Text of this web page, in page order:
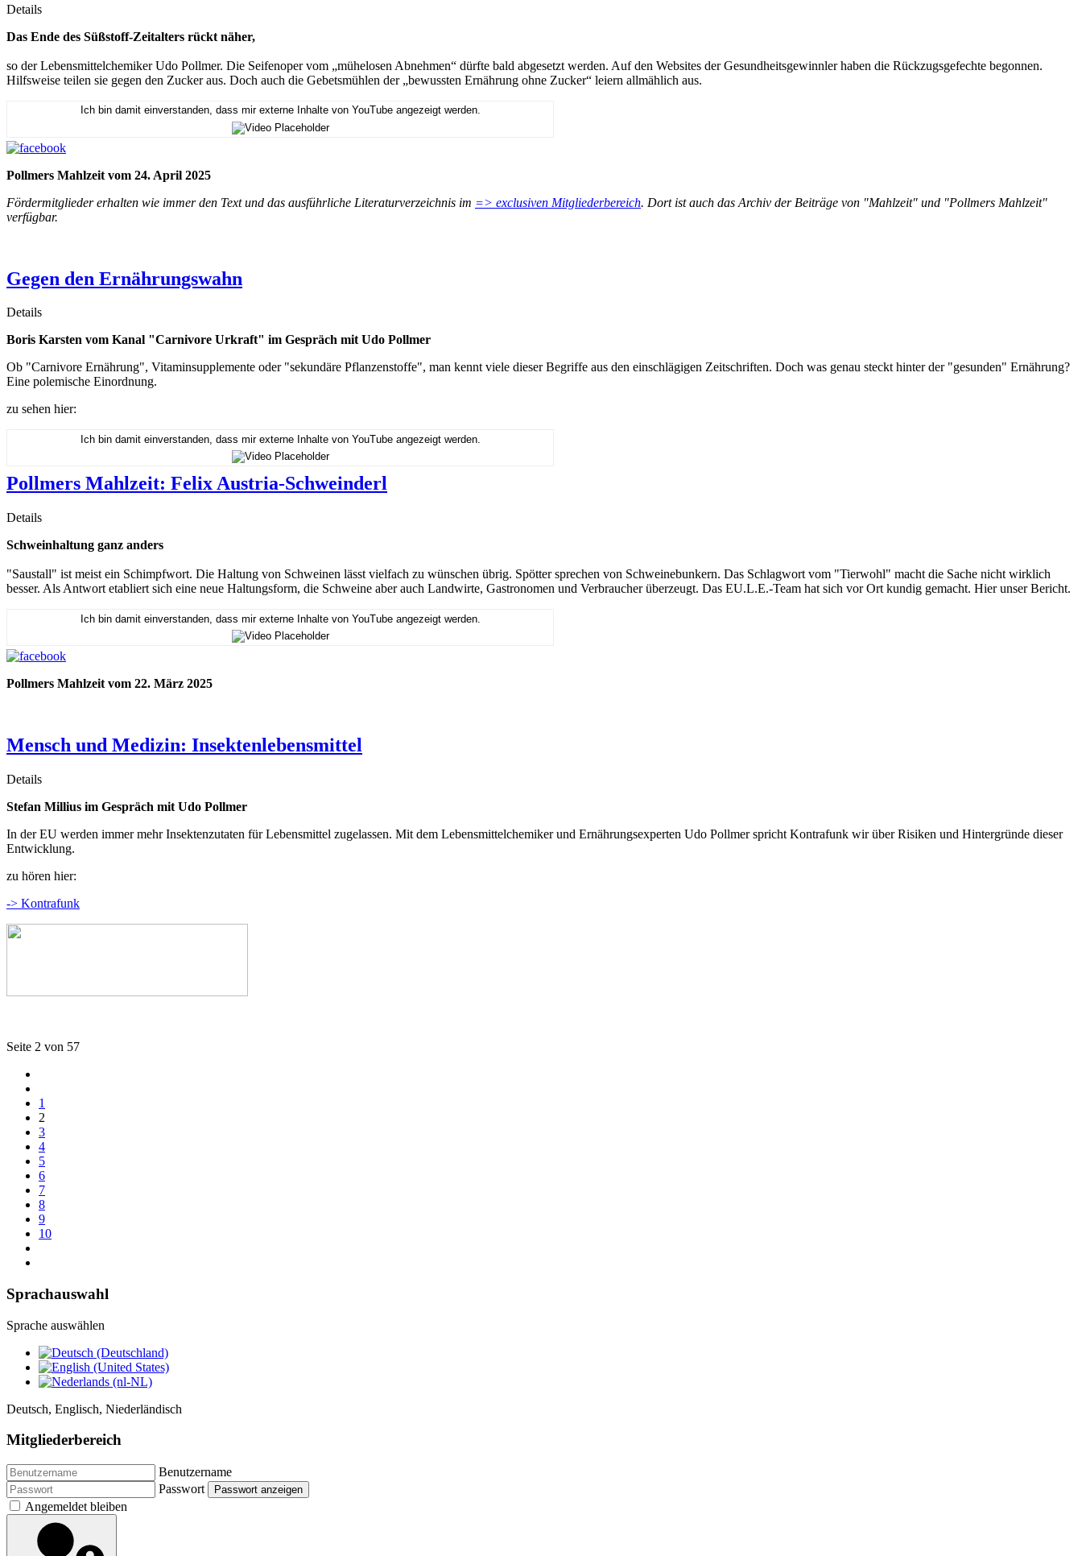
Details
Das Ende des Süßstoff-Zeitalters rückt näher,
so der Lebensmittelchemiker Udo Pollmer. Die Seifenoper vom „mühelosen Abnehmen“ dürfte bald abgesetzt werden. Auf den Websites der Gesundheitsgewinnler haben die Rückzugsgefechte begonnen.
Hilfsweise teilen sie gegen den Zucker aus. Doch auch die Gebetsmühlen der „bewussten Ernährung ohne Zucker“ leiern allmählich aus.
Ich bin damit einverstanden, dass mir externe Inhalte von YouTube angezeigt werden.
Pollmers Mahlzeit vom 24. April 2025
Fördermitglieder erhalten wie immer den Text und das ausführliche Literaturverzeichnis im => exclusiven Mitgliederbereich. Dort ist auch das Archiv der Beiträge von "Mahlzeit" und "Pollmers Mahlzeit"
verfügbar.
Gegen den Ernährungswahn
Details
Boris Karsten vom Kanal "Carnivore Urkraft" im Gespräch mit Udo Pollmer
Ob "Carnivore Ernährung", Vitaminsupplemente oder "sekundäre Pflanzenstoffe", man kennt viele dieser Begriffe aus den einschlägigen Zeitschriften. Doch was genau steckt hinter der "gesunden" Ernährung?
Eine polemische Einordnung.
zu sehen hier:
Ich bin damit einverstanden, dass mir externe Inhalte von YouTube angezeigt werden.
Pollmers Mahlzeit: Felix Austria-Schweinderl
Details
Schweinhaltung ganz anders
"Saustall" ist meist ein Schimpfwort. Die Haltung von Schweinen lässt vielfach zu wünschen übrig. Spötter sprechen von Schweinebunkern. Das Schlagwort vom "Tierwohl" macht die Sache nicht wirklich
besser. Als Antwort etabliert sich eine neue Haltungsform, die Schweine aber auch Landwirte, Gastronomen und Verbraucher überzeugt. Das EU.L.E.-Team hat sich vor Ort kundig gemacht. Hier unser Bericht.
Ich bin damit einverstanden, dass mir externe Inhalte von YouTube angezeigt werden.
Pollmers Mahlzeit vom 22. März 2025
Mensch und Medizin: Insektenlebensmittel
Details
Stefan Millius im Gespräch mit Udo Pollmer
In der EU werden immer mehr Insektenzutaten für Lebensmittel zugelassen. Mit dem Lebensmittelchemiker und Ernährungsexperten Udo Pollmer spricht Kontrafunk wir über Risiken und Hintergründe dieser
Entwicklung.
zu hören hier:
-> Kontrafunk
Seite 2 von 57
1
2
3
4
5
6
7
8
9
10
Sprachauswahl
Sprache auswählen
Deutsch, Englisch, Niederländisch
Mitgliederbereich
Benutzername
Passwort
Passwort anzeigen
Angemeldet bleiben